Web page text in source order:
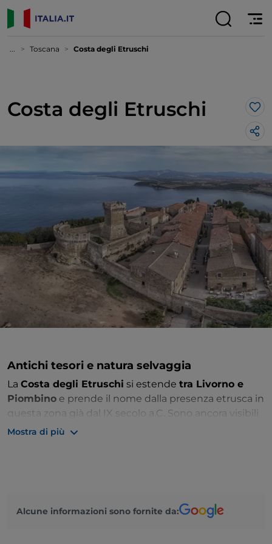
... Toscana Costa degli Etruschi
Costa degli Etruschi
Antichi tesori e natura selvaggia
La Costa degli Etruschi si estende tra Livorno e
Piombino e prende il nome dalla presenza etrusca in
questa zona già dal IX secolo a.C. Sono ancora visibili
vari insediamenti: scoprite il
Questa parte dellaMaremmaregala scorci
Mostra di più
Alcune informazioni sono fornite da: